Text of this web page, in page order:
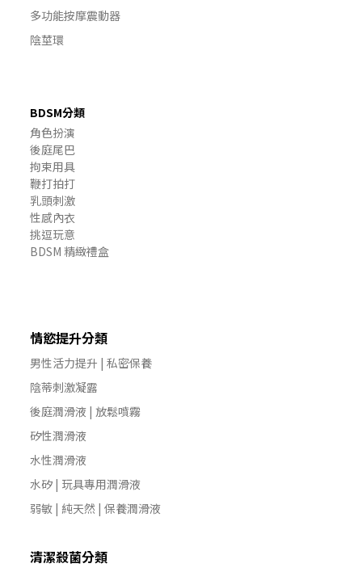
多功能按摩震動器
陰莖環
BDSM分類
角色扮演
後庭尾巴
拘束用具
鞭打拍打
乳頭刺激
性感內衣
挑逗玩意
BDSM 精緻禮盒
情慾提升分類
男性活力提升 | 私密保養
陰蒂刺激凝露
後庭潤滑液 | 放鬆噴霧
矽性潤滑液
水性潤滑液
水矽 | 玩具專用潤滑液
弱敏 | 純天然 | 保養潤滑液
清潔殺菌分類